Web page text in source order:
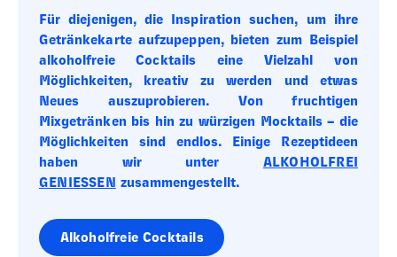
Für diejenigen, die Inspiration suchen, um ihre
Getränkekarte aufzupeppen, bieten zum Beispiel
alkoholfreie Cocktails eine Vielzahl von
Möglichkeiten, kreativ zu werden und etwas
Neues auszuprobieren. Von fruchtigen
Mixgetränken bis hin zu würzigen Mocktails – die
Möglichkeiten sind endlos. Einige Rezeptideen
haben wir unter ALKOHOLFREI
GENIESSEN zusammengestellt.
Alkoholfreie Cocktails